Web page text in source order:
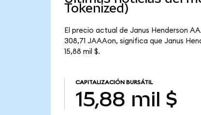
Tokenized)
El precio actual de Janus Henderson
308,71 JAAAon, significa que Janus
15,88 mil $.
CAPITALIZACIÓN BURSÁTIL
15,88 mil $